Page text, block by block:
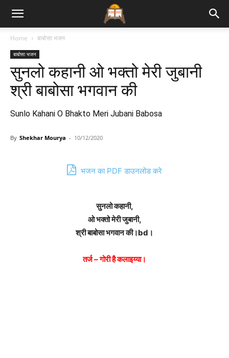
Bhajan
Lyrics
Home बाबोसा भजन
बाबोसा भजन
सुनलो कहानी ओ भक्तो मेरी जुबानी
श्री बाबोसा भगवान की
Sunlo Kahani O Bhakto Meri Jubani Babosa
By Shekhar Mourya - 10/12/2020
भजन का PDF डाउनलोड करे
सुनलो कहानी,
ओ भक्तो मेरी जुबानी,
श्री बाबोसा भगवान की।bd।
तर्ज – गोरी है कलाइय्या।